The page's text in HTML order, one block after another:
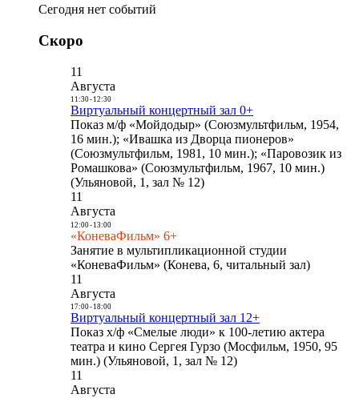
Сегодня нет событий
Скоро
11
Августа
11:30- 12:30
Виртуальный концертный зал 0+
Показ м/ф «Мойдодыр» (Союзмультфильм, 1954,
16 мин.); «Ивашка из Дворца пионеров»
(Союзмультфильм, 1981, 10 мин.); «Паровозик из
Ромашкова» (Союзмультфильм, 1967, 10 мин.)
(Ульяновой, 1, зал № 12)
11
Августа
12:00- 13:00
«КоневаФильм» 6+
Занятие в мультипликационной студии
«КоневаФильм» (Конева, 6, читальный зал)
11
Августа
17:00- 18:00
Виртуальный концертный зал 12+
Показ х/ф «Смелые люди» к 100-летию актера
театра и кино Сергея Гурзо (Мосфильм, 1950, 95
мин.) (Ульяновой, 1, зал № 12)
11
Августа